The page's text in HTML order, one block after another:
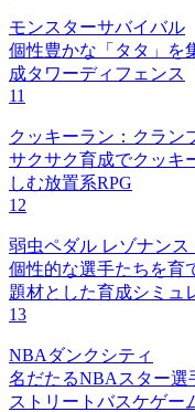
モンスターサバイバル
個性豊かな「タタ」を
成タワーディフェンス
11
クッキーラン：クラン
サクサク育成でクッキ
しむ放置系RPG
12
弱虫ペダル レゾナンス
個性的な選手たちを育
題材とした育成シミュ
13
NBAダンクシティ
名だたるNBAスター選
ストリートバスケゲー